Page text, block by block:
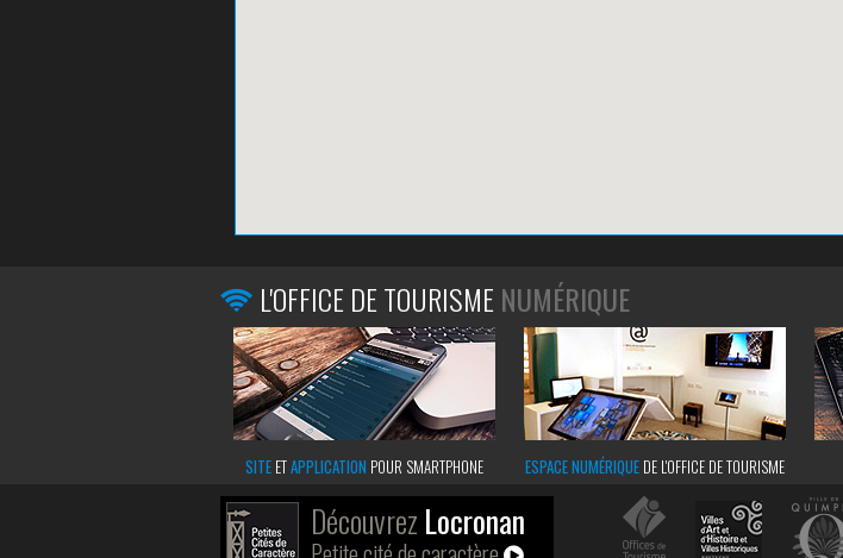
L'OFFICE DE TOURISME NUMÉRIQUE
SITE ETAPPLICATION POUR SMARTPHONE ESPACE NUMÉRIQUE DE L'OFFICE DE TOURISME
Découvrez Locronan